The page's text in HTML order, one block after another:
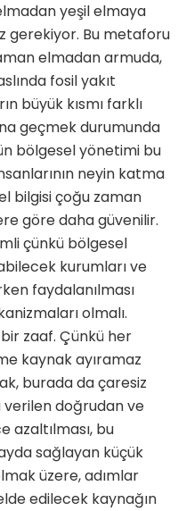
yeşil elmaya
gerekiyor. Bu metaforu
elmadan armuda,
fosil yakıt
büyük kısmı farklı
geçmek durumunda
bölgesel yönetimi bu
neyin katma
bilgisi çoğu zaman
göre daha güvenilir.
çünkü bölgesel
kurumları ve
faydalanılması
olmalı.
zaaf. Çünkü her
kaynak ayıramaz
burada da çaresiz
verilen doğrudan ve
azaltılması, bu
sağlayan küçük
üzere, adımlar
edilecek kaynağın